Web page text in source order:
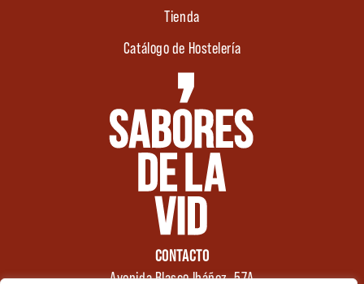
Tienda
Catálogo de Hostelería
CONTACTO
Avenida Blasco Ibáñez, 57A